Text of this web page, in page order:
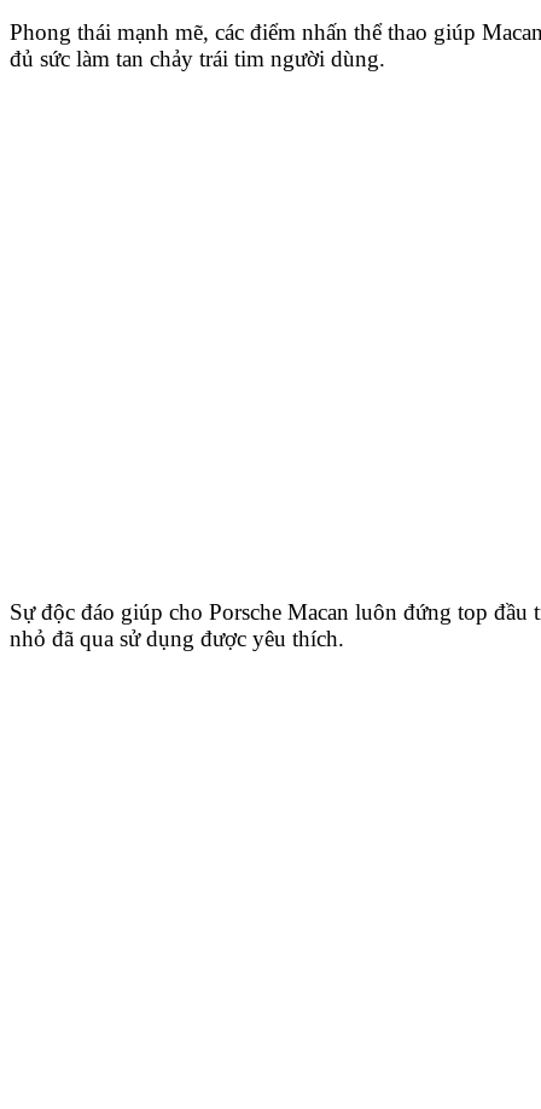
Phong thái mạnh mẽ, các điểm nhấn thể thao giúp
đủ sức làm tan chảy trái tim người dùng.
Sự độc đáo giúp cho Porsche Macan luôn đứng top đầu
nhỏ đã qua sử dụng được yêu thích.